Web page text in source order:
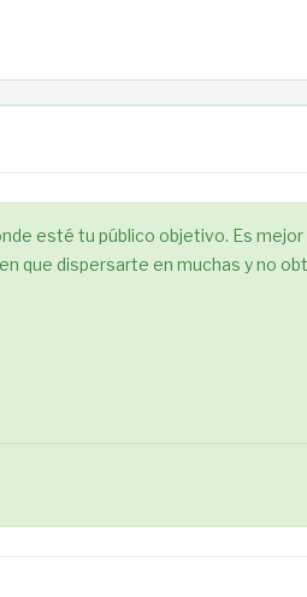
esté tu público objetivo. Es mejor
que dispersarte en muchas y no